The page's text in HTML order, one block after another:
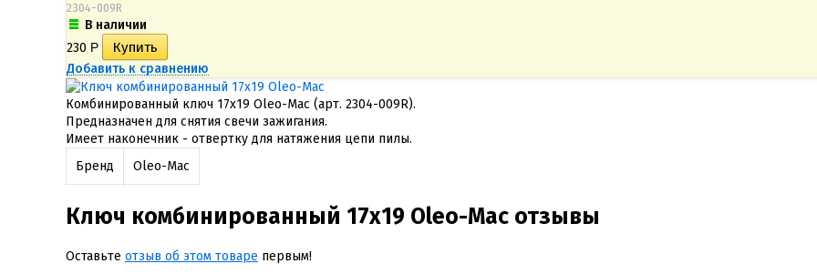
2304-009R
В наличии
230 Р
Добавить к сравнению
Комбинированный ключ 17х19 Oleo-Mac (арт. 2304-009R).
Предназначен для снятия свечи зажигания.
Имеет наконечник - отвертку для натяжения цепи пилы.
Бренд
Oleo-Mac
Ключ комбинированный 17х19 Oleo-Mac отзывы
Оставьте отзыв об этом товаре первым!